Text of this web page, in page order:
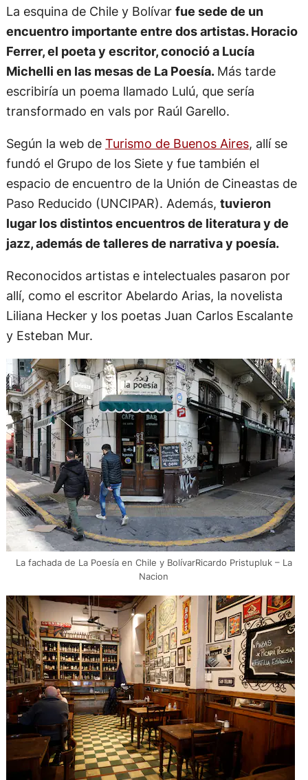
La esquina de Chile y Bolívar fue sede de un
encuentro importante entre dos artistas. Horacio
Ferrer, el poeta y escritor, conoció a Lucía
Michelli en las mesas de La Poesía. Más tarde
escribiría un poema llamado Lulú, que sería
transformado en vals por Raúl Garello.
Según la web de Turismo de Buenos Aires, allí se
fundó el Grupo de los Siete y fue también el
espacio de encuentro de la Unión de Cineastas de
Paso Reducido (UNCIPAR). Además, tuvieron
lugar los distintos encuentros de literatura y de
jazz, además de talleres de narrativa y poesía.
Reconocidos artistas e intelectuales pasaron por
allí, como el escritor Abelardo Arias, la novelista
Liliana Hecker y los poetas Juan Carlos Escalante
y Esteban Mur.
La fachada de La Poesía en Chile y BolívarRicardo Pristupluk – La
Nacion